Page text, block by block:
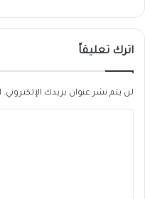
اترك تعليقاً
لن يتم نشر عنوان بريدك الإلكتروني.